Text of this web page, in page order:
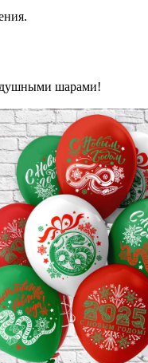
шарами!